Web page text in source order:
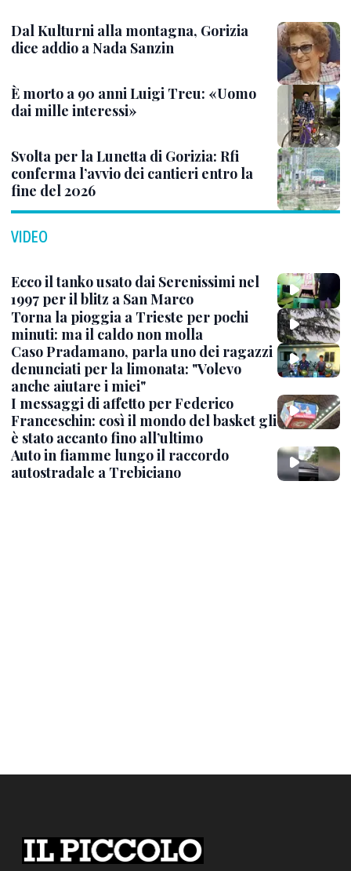
Dal Kulturni alla montagna, Gorizia
dice addio a Nada Sanzin
È morto a 90 anni Luigi Treu: «Uomo
dai mille interessi»
Svolta per la Lunetta di Gorizia: Rfi
conferma l’avvio dei cantieri entro la
fine del 2026
VIDEO
Ecco il tanko usato dai Serenissimi nel
1997 per il blitz a San Marco
Torna la pioggia a Trieste per pochi
minuti: ma il caldo non molla
Caso Pradamano, parla uno dei ragazzi
denunciati per la limonata: "Volevo
anche aiutare i miei"
I messaggi di affetto per Federico
Franceschin: così il mondo del basket gli
è stato accanto fino all’ultimo
Auto in fiamme lungo il raccordo
autostradale a Trebiciano